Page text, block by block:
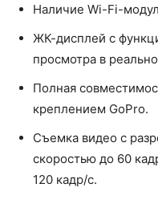
Наличие Wi-Fi-
ЖК-дисплей с
просмотра в
Полная
креплением GoPro.
Съемка видео с
скоростью до 60
120 кадр/с.